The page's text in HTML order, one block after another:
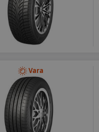
Vara